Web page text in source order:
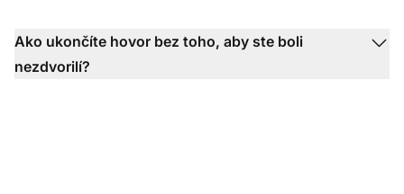
Ako ukončíte hovor bez toho, aby ste boli
nezdvorilí?